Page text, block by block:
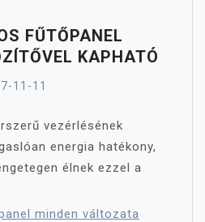
FŰTŐPANEL
KAPHATÓ
11-11
vezérlésének
energia hatékony,
élnek ezzel a
minden változata